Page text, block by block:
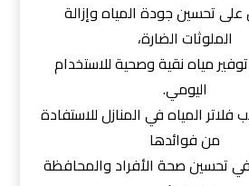
تحسين جودة المياه وإزالة
الملوثات الضارة،
مياه نقية وصحية للاستخدام
اليومي.
فلاتر المياه في المنازل للاستفادة
من فوائدها
تحسين صحة الأفراد والمحافظة